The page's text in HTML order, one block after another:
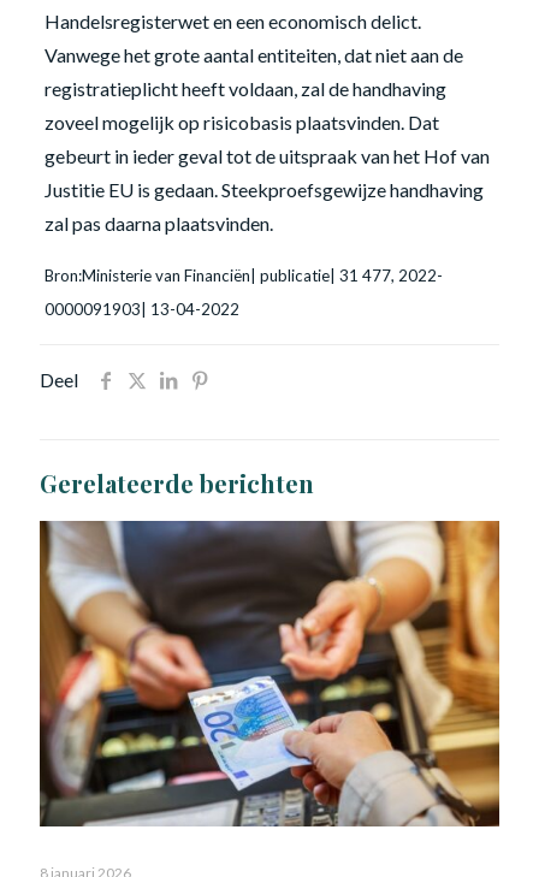
Handelsregisterwet en een economisch delict.
Vanwege het grote aantal entiteiten, dat niet aan de
registratieplicht heeft voldaan, zal de handhaving
zoveel mogelijk op risicobasis plaatsvinden. Dat
gebeurt in ieder geval tot de uitspraak van het Hof van
Justitie EU is gedaan. Steekproefsgewijze handhaving
zal pas daarna plaatsvinden.
Bron:Ministerie van Financiën| publicatie| 31 477, 2022-
0000091903| 13-04-2022
Deel
Gerelateerde berichten
8 januari 2026